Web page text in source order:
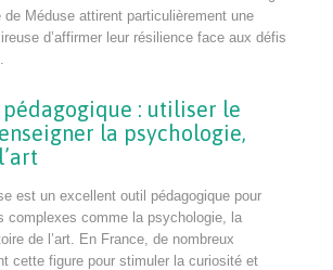
de Méduse attirent particulièrement une
d’affirmer leur résilience face aux défis
pédagogique : utiliser le
la psychologie,
est un excellent outil pédagogique pour
complexes comme la psychologie, la
de l’art. En France, de nombreux
cette figure pour stimuler la curiosité et